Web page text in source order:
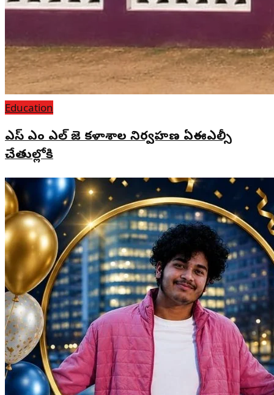
Education
ఎస్ ఎం ఎల్ జె కళాశాల నిర్వహణ ఏఈఎల్సీ
చేతుల్లోకి